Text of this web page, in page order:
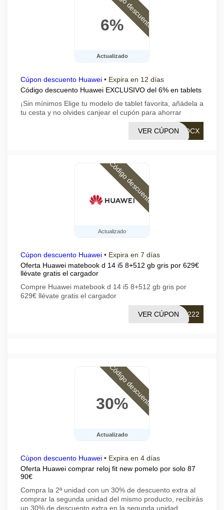
6%
Actualizado
Cúpon descuento Huawei • Expira en 12 días
Código descuento Huawei EXCLUSIVO del 6% en tablets
¡Sin mínimos Elige tu modelo de tablet favorita, añádela a
tu cesta y no olvides canjear el cupón para ahorrar
TOCX
VER CÚPON
Actualizado
Código descuento
Cúpon descuento Huawei • Expira en 7 días
Oferta Huawei matebook d 14 i5 8+512 gb gris por 629€
llévate gratis el cargador
Compre Huawei matebook d 14 i5 8+512 gb gris por
629€ llévate gratis el cargador
0222
VER CÚPON
30%
Actualizado
Código descuento
Cúpon descuento Huawei • Expira en 4 días
Oferta Huawei comprar reloj fit new pomelo por solo 87
90€
Compra la 2ª unidad con un 30% de descuento extra al
comprar la segunda unidad del mismo producto, recibirás
un 30% de descuento extra en la segunda unidad